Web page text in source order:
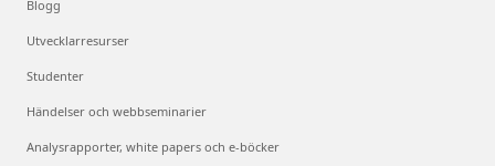
Blogg
Utvecklarresurser
Studenter
Händelser och webbseminarier
Analysrapporter, white papers och e-böcker